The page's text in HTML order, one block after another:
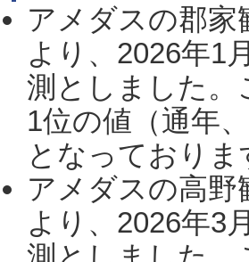
アメダスの郡家
より、2026年1
測としました。
1位の値（通年
となっており
アメダスの高野
より、2026年3